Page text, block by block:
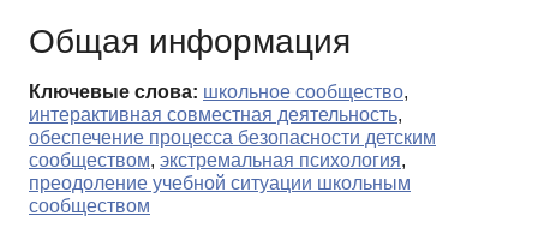
Общая информация
Ключевые слова: школьное сообщество,
интерактивная совместная деятельность,
обеспечение процесса безопасности детским
сообществом, экстремальная психология,
преодоление учебной ситуации школьным
сообществом